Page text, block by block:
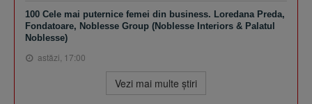
100 Cele mai puternice femei din business. Loredana Preda,
Fondatoare, Noblesse Group (Noblesse Interiors & Palatul
Noblesse)
astăzi, 17:00
Vezi mai multe ştiri